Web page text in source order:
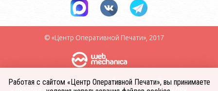
© «Центр Оперативной Печати», 2017
Сайт носит исключительно информационный характер
и никакая информация, опубликованная на нём, ни при
Работая с сайтом «Центр Оперативной Печати», вы принимаете